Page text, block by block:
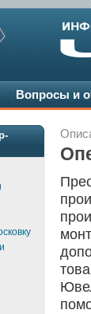
Вопросы и